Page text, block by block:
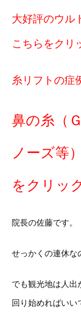
大好評のウル
こちらをクリ
糸リフトの症
鼻の糸（
ノーズ等
をクリッ
院長の佐藤です。
せっかくの連休な
でも観光地は人出
回り始めればいい